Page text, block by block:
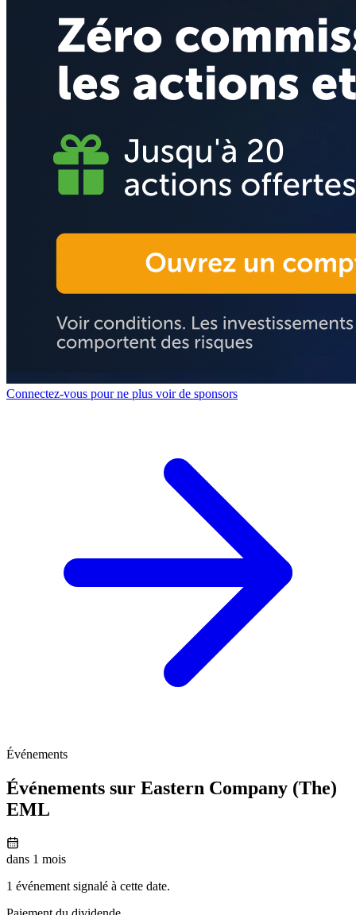
Connectez-vous pour ne plus voir de sponsors
Événements
Événements sur Eastern Company (The)
EML
dans 1 mois
1 événement signalé à cette date.